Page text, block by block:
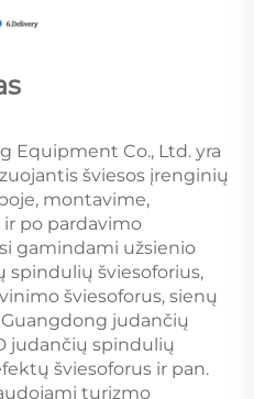
Equipment Co., Ltd. yra
šviesos įrenginių
montavime,
po pardavimo
gamindami užsienio
spindulių šviesoforius,
šviesoforus, sienų
judančių
judančių spindulių
šviesoforus ir pan.
turizmo